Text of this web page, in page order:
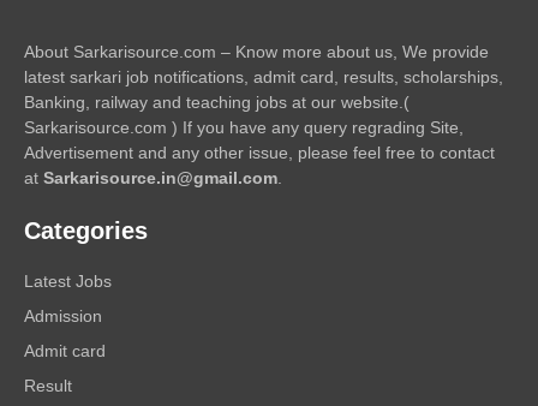
About Sarkarisource.com – Know more about us, We provide
latest sarkari job notifications, admit card, results, scholarships,
Banking, railway and teaching jobs at our website.(
Sarkarisource.com ) If you have any query regrading Site,
Advertisement and any other issue, please feel free to contact
at Sarkarisource.in@gmail.com
Categories
Latest Jobs
Admission
Admit card
Result